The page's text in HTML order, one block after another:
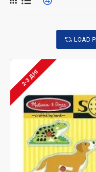
меньшую
дизайна. Богатые
возможность
Коммерческое
для детей взяло свое
коммерческое –
столетия, в Германии
время самыми
игрушек были
доступны по
покупались
трендом стали
LOAD
2-3 ДНІ